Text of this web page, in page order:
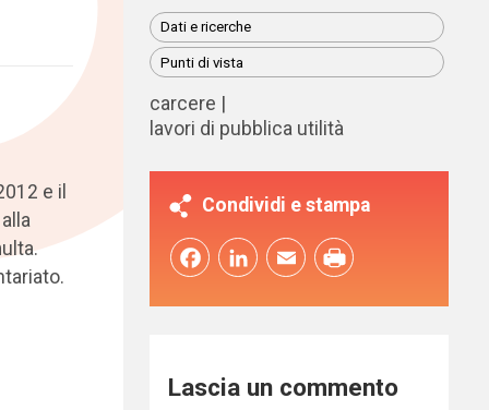
e il
Dati e ricerche
Punti di vista
carcere
lavori di pubblica utilità
Condividi e stampa
FacebookLinkedInEmail
Lascia un commento